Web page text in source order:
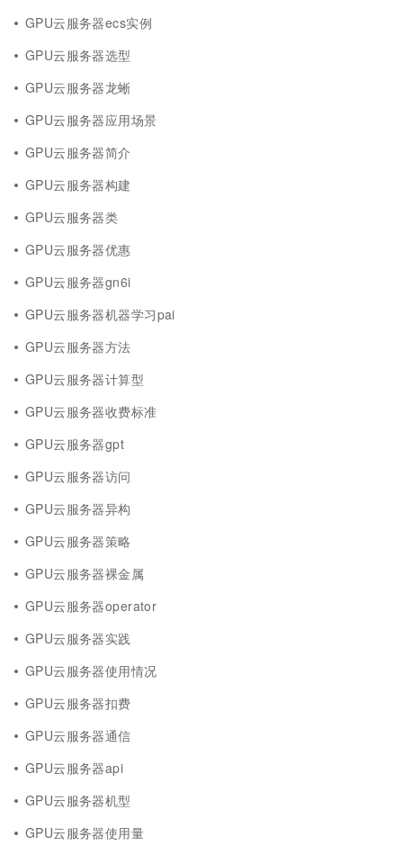
GPU云服务器ecs实例
GPU云服务器选型
GPU云服务器龙蜥
GPU云服务器应用场景
GPU云服务器简介
GPU云服务器构建
GPU云服务器类
GPU云服务器优惠
GPU云服务器gn6i
GPU云服务器机器学习pai
GPU云服务器方法
GPU云服务器计算型
GPU云服务器收费标准
GPU云服务器gpt
GPU云服务器访问
GPU云服务器异构
GPU云服务器策略
GPU云服务器裸金属
GPU云服务器operator
GPU云服务器实践
GPU云服务器使用情况
GPU云服务器扣费
GPU云服务器通信
GPU云服务器api
GPU云服务器机型
GPU云服务器使用量